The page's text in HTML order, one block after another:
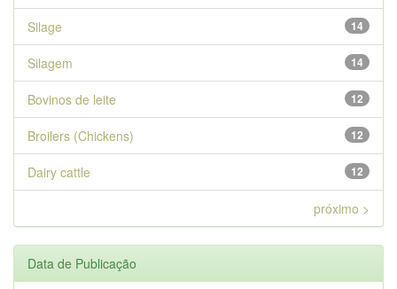
14
Silage
14
Silagem
12
Bovinos de leite
12
Broilers (Chickens)
12
Dairy cattle
próximo >
Data de Publicação